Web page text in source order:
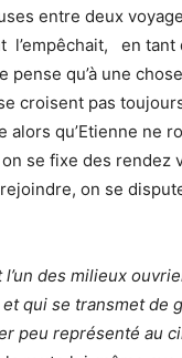
entre deux
l’empêchait, en tant
pense qu’à une
croisent pas
alors qu’Etienne ne
se fixe des rendez
on se
des milieux
qui se transmet de
peu représenté au